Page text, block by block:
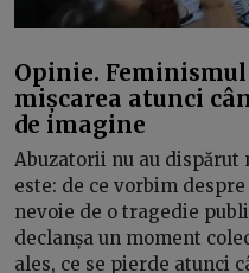
Opinie. Feminismul
mișcarea atunci
de imagine
Abuzatorii nu au dispărut
este: de ce vorbim
nevoie de o tragedie
declanșa un moment
ales, ce se pierde atunci